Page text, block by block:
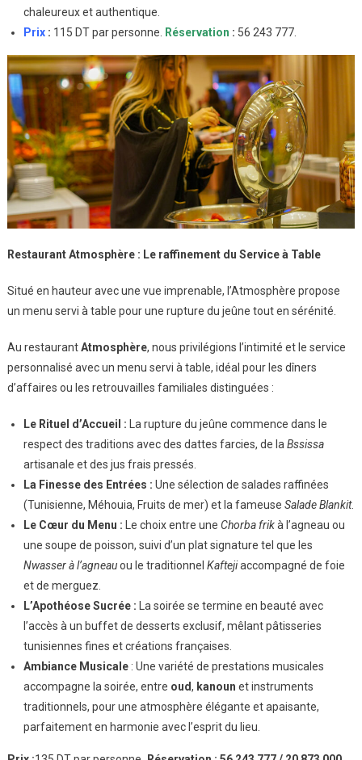
chaleureux et authentique.
Prix: 115 DT par personne. Réservation : 56 243 777.
Restaurant Atmosphère : Le raffinement du Service à Table
Situé en hauteur avec une vue imprenable, l’Atmosphère propose
un menu servi à table pour une rupture du jeûne tout en sérénité.
Au restaurantAtmosphère, nous privilégions l’intimité et le service
personnalisé avec un menu servi à table, idéal pour les dîners
d’affaires ou les retrouvailles familiales distinguées :
Le Rituel d’Accueil : La rupture du jeûne commence dans le
respect des traditions avec des dattes farcies, de la Bssissa
artisanale et des jus frais pressés.
La Finesse des Entrées : Une sélection de salades raffinées
(Tunisienne, Méhouia, Fruits de mer) et la fameuse Salade Blankit.
Le Cœur du Menu : Le choix entre une Chorba frikà l’agneau ou
une soupe de poisson, suivi d’un plat signature tel que les
Nwasser à l’agneauou le traditionnel Kaftejiaccompagné de foie
et de merguez.
L’Apothéose Sucrée : La soirée se termine en beauté avec
l’accès à un buffet de desserts exclusif, mêlant pâtisseries
tunisiennes fines et créations françaises.
Ambiance Musicale: Une variété de prestations musicales
accompagne la soirée, entre oud, kanoun et instruments
traditionnels, pour une atmosphère élégante et apaisante,
parfaitement en harmonie avec l’esprit du lieu.